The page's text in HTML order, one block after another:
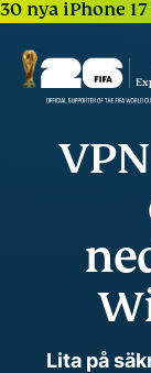
30 nya iPhone
Lita på